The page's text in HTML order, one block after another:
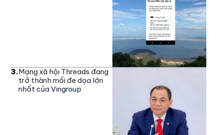
3.Mạng xã hội Threads đang
trở thành mối đe dọa lớn
nhất của Vingroup